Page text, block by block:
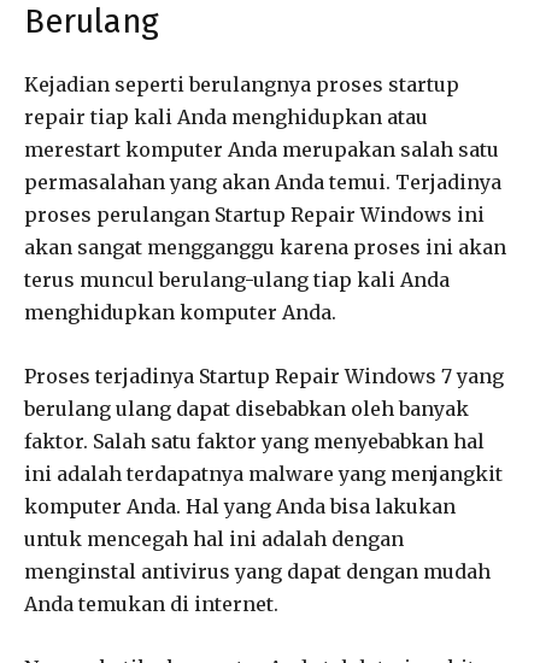
Berulang
Kejadian seperti berulangnya proses startup
repair tiap kali Anda menghidupkan atau
merestart komputer Anda merupakan salah satu
permasalahan yang akan Anda temui. Terjadinya
proses perulangan Startup Repair Windows ini
akan sangat mengganggu karena proses ini akan
terus muncul berulang-ulang tiap kali Anda
menghidupkan komputer Anda.
Proses terjadinya Startup Repair Windows 7 yang
berulang ulang dapat disebabkan oleh banyak
faktor. Salah satu faktor yang menyebabkan hal
ini adalah terdapatnya malware yang menjangkit
komputer Anda. Hal yang Anda bisa lakukan
untuk mencegah hal ini adalah dengan
menginstal antivirus yang dapat dengan mudah
Anda temukan di internet.